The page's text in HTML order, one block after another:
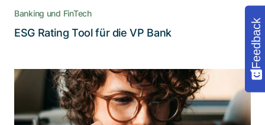
Lesen Sie die Story
Banking und FinTech
ESG Rating Tool für die VP Bank
Eine webbasierte Software, die neue
Massstäbe im Management von
Sonderkonditionen setzt
Feedback